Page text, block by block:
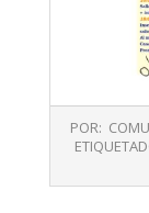
08-
POR: